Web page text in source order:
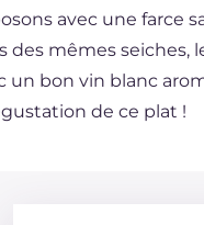
avec une farce
mêmes seiches,
un bon vin blanc
de ce plat !